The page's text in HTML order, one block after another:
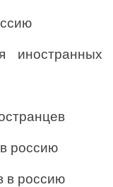
иностранных
россию
в россию